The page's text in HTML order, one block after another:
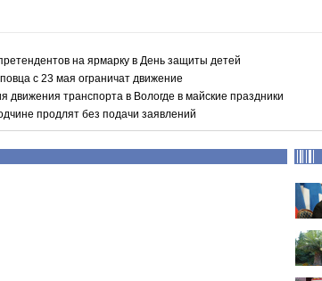
на ярмарку в День защиты детей
с 23 мая ограничат движение
движения транспорта в Вологде в майские праздники
продлят без подачи заявлений